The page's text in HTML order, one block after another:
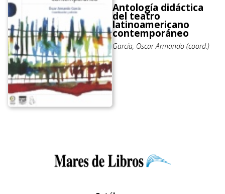
Antología didáctica
del teatro
latinoamericano
contemporáneo
García, Oscar Armando (coord.)